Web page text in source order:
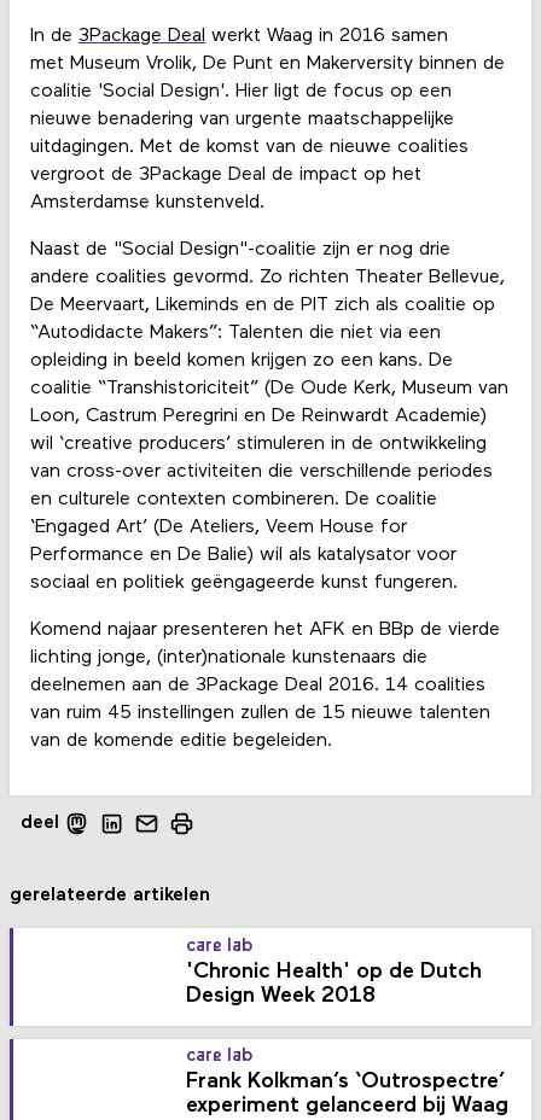
In de 3Package Deal werkt Waag in 2016 samen
met Museum Vrolik, De Punt en Makerversity binnen de
coalitie 'Social Design'. Hier ligt de focus op een
nieuwe benadering van urgente maatschappelijke
uitdagingen. Met de komst van de nieuwe coalities
vergroot de 3Package Deal de impact op het
Amsterdamse kunstenveld.
Naast de "Social Design"-coalitie zijn er nog drie
andere coalities gevormd. Zo richten Theater Bellevue,
De Meervaart, Likeminds en de PIT zich als coalitie op
“Autodidacte Makers”: Talenten die niet via een
opleiding in beeld komen krijgen zo een kans. De
coalitie “Transhistoriciteit” (De Oude Kerk, Museum van
Loon, Castrum Peregrini en De Reinwardt Academie)
wil ‘creative producers’ stimuleren in de ontwikkeling
van cross-over activiteiten die verschillende periodes
en culturele contexten combineren. De coalitie
‘Engaged Art’ (De Ateliers, Veem House for
Performance en De Balie) wil als katalysator voor
sociaal en politiek geëngageerde kunst fungeren.
Komend najaar presenteren het AFK en BBp de vierde
lichting jonge, (inter)nationale kunstenaars die
deelnemen aan de 3Package Deal 2016. 14 coalities
van ruim 45 instellingen zullen de 15 nieuwe talenten
van de komende editie begeleiden.
deel
gerelateerde artikelen
care lab
'Chronic Health' op de Dutch
Design Week 2018
care lab
Frank Kolkman’s ‘Outrospectre’
experiment gelanceerd bij Waag